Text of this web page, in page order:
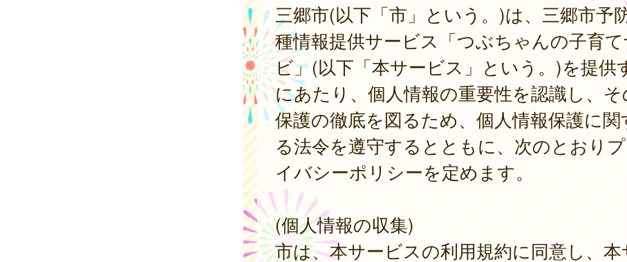
三郷市(以下「市」という。)は、三郷市予
種情報提供サービス「つぶちゃんの子育
ビ」(以下「本サービス」という。)を提供
にあたり、個人情報の重要性を認識し、そ
保護の徹底を図るため、個人情報保護に関
る法令を遵守するとともに、次のとおり
イバシーポリシーを定めます。
(個人情報の収集)
市は、本サービスの利用規約に同意し、本